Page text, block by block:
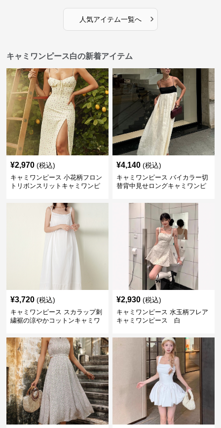
人気アイテム一覧へ ›
キャミワンピース白の新着アイテム
¥2,970 (税込)
キャミワンピース 小花柄フロン
トリボンスリットキャミワンピ
¥4,140 (税込)
キャミワンピース バイカラー切
替背中見せロングキャミワンピ
¥3,720 (税込)
キャミワンピース スカラップ刺
繍裾の涼やかコットンキャミワ
¥2,930 (税込)
キャミワンピース 水玉柄フレア
キャミワンピース 白